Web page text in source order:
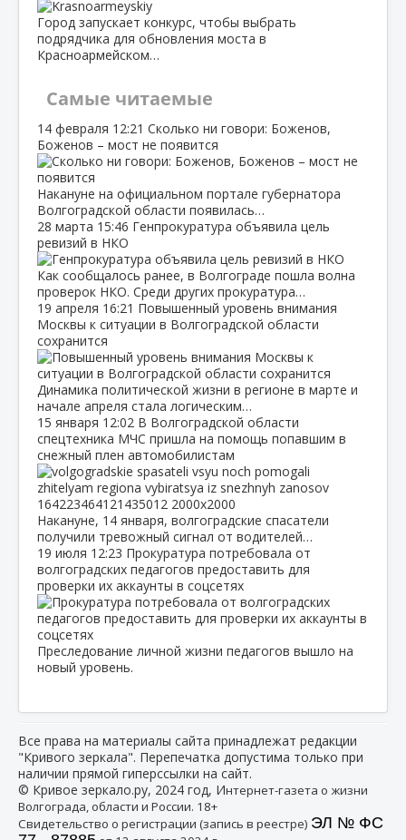
Город запускает конкурс, чтобы выбрать
подрядчика для обновления моста в
Красноармейском…
Самые читаемые
14 февраля 12:21 Сколько ни говори: Боженов,
Боженов – мост не появится
Накануне на официальном портале губернатора
Волгоградской области появилась…
28 марта 15:46 Генпрокуратура объявила цель
ревизий в НКО
Как сообщалось ранее, в Волгограде пошла волна
проверок НКО. Среди других прокуратура…
19 апреля 16:21 Повышенный уровень внимания
Москвы к ситуации в Волгоградской области
сохранится
Динамика политической жизни в регионе в марте и
начале апреля стала логическим…
15 января 12:02 В Волгоградской области
спецтехника МЧС пришла на помощь попавшим в
снежный плен автомобилистам
Накануне, 14 января, волгоградские спасатели
получили тревожный сигнал от водителей…
19 июля 12:23 Прокуратура потребовала от
волгоградских педагогов предоставить для
проверки их аккаунты в соцсетях
Преследование личной жизни педагогов вышло на
новый уровень.
Все права на материалы сайта принадлежат редакции
"Кривого зеркала". Перепечатка допустима только при
наличии прямой гиперссылки на сайт.
© Кривое зеркало.ру, 2024 год, Интернет-газета о жизни
Волгограда, области и России. 18+
Свидетельство о регистрации (запись в реестре) ЭЛ № ФС